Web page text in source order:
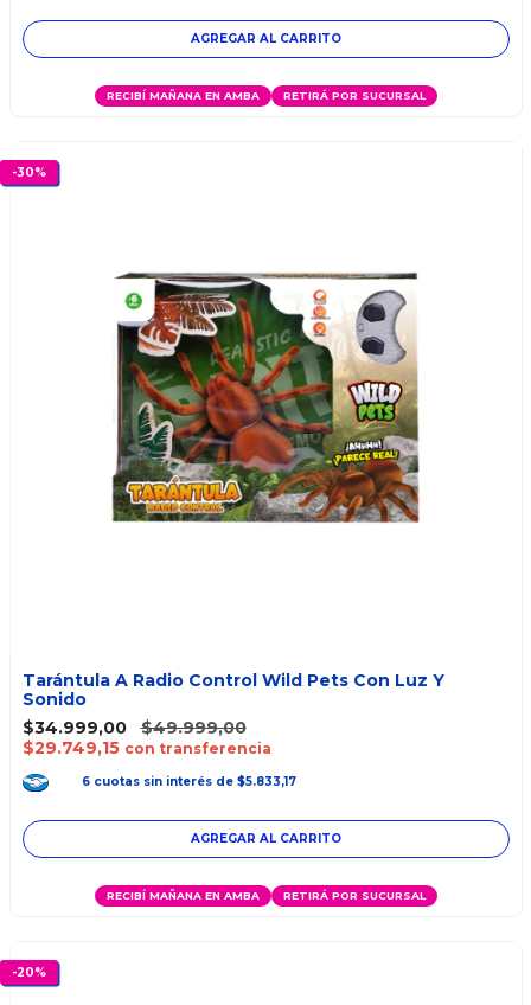
RECIBÍ MAÑANA EN AMBA RETIRÁ POR SUCURSAL
-30%
Tarántula A Radio Control Wild Pets Con Luz Y
Sonido
$34.999,00
$49.999,00
$29.749,15 con transferencia
6 cuotas sin interés de $5.833,17
RECIBÍ MAÑANA EN AMBA RETIRÁ POR SUCURSAL
-20%